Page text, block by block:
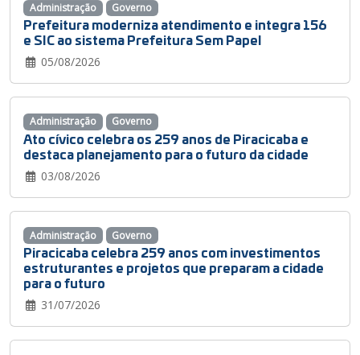
Prefeitura moderniza atendimento e integra 156
e SIC ao sistema Prefeitura Sem Papel
05/08/2026
Administração Governo
Ato cívico celebra os 259 anos de Piracicaba e
destaca planejamento para o futuro da cidade
03/08/2026
Administração Governo
Piracicaba celebra 259 anos com investimentos
estruturantes e projetos que preparam a cidade
para o futuro
31/07/2026
Administração Governo